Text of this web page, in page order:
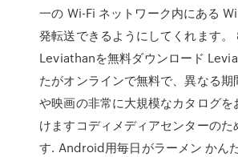
一の Wi-Fi ネットワーク内にある
発転送できるようにしてくれます
Leviathanを無料ダウンロード
たがオンラインで無料で、異なる期
や映画の非常に大規模なカタログを
けますコディメディアセンターのた
す. Android用毎日がラーメン かん